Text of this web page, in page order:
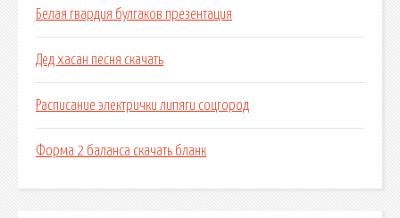
Белая гвардия булгаков презентация
Дед хасан песня скачать
Расписание электрички липяги соцгород
Форма 2 баланса скачать бланк